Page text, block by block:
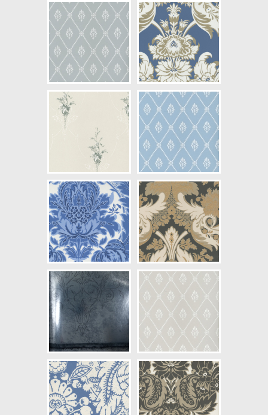
Cirkapris: 1290,00 kr
(Kontakta din färghandlare för
exakt pris.)